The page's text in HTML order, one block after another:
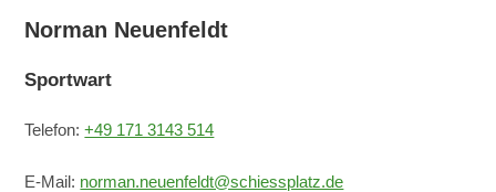
Norman Neuenfeldt
Sportwart
Telefon:+49 171 3143 514
E-Mail: norman.neuenfeldt@schiessplatz.de